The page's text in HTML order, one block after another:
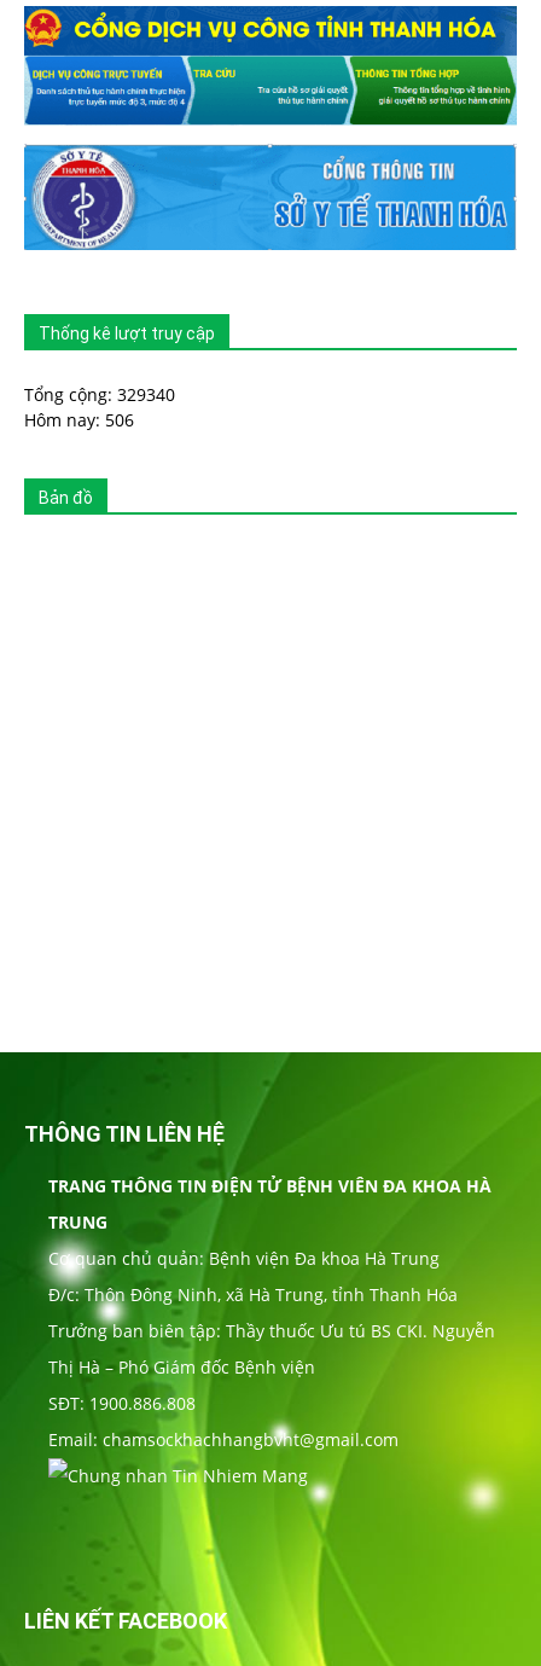
Thống kê lượt truy cập
Tổng cộng: 329340
Hôm nay: 506
Bản đồ
THÔNG TIN LIÊN HỆ
TRANG THÔNG TIN ĐIỆN TỬ BỆNH VIÊN ĐA KHOA HÀ
TRUNG
Cơ quan chủ quản: Bệnh viện Đa khoa Hà Trung
Đ/c: Thôn Đông Ninh, xã Hà Trung, tỉnh Thanh Hóa
Trưởng ban biên tập: Thầy thuốc Ưu tú BS CKI. Nguyễn
Thị Hà – Phó Giám đốc Bệnh viện
SĐT: 1900.886.808
Email: chamsockhachhangbvht@gmail.com
LIÊN KẾT FACEBOOK